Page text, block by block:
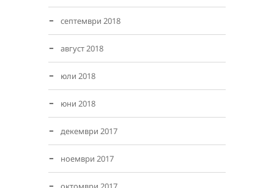
септември 2018
август 2018
юли 2018
юни 2018
декември 2017
ноември 2017